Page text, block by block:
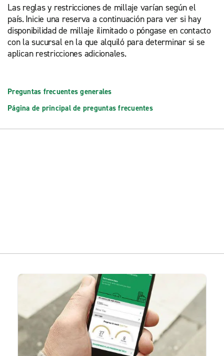
Las reglas y restricciones de millaje varían según el
país. Inicie una reserva a continuación para ver si hay
disponibilidad de millaje ilimitado o póngase en contacto
con la sucursal en la que alquiló para determinar si se
aplican restricciones adicionales.
Preguntas frecuentes generales
Página de principal de preguntas frecuentes